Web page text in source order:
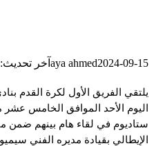
aya ahmed2024-09-15 آخر تحديث: 2024-09-15
يلتقي الفريق الأول لكرة القدم
اليوم الأحد الموافق الخامس عشر
ستاديوم في لقاء هام بينهم ضمن
الإيطالي بقيادة مديره الفني